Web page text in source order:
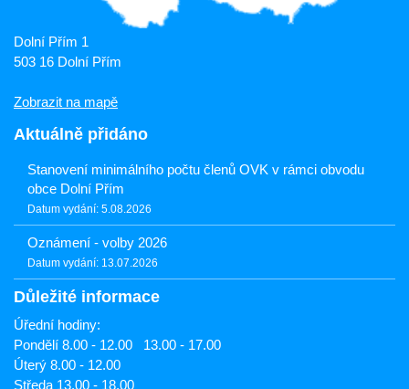
Dolní Přím 1
503 16 Dolní Přím
Zobrazit na mapě
Aktuálně přidáno
Stanovení minimálního počtu členů OVK v rámci obvodu
obce Dolní Přím
Datum vydání: 5.08.2026
Oznámení - volby 2026
Datum vydání: 13.07.2026
Důležité informace
Úřední hodiny:
Pondělí 8.00 - 12.00 13.00 - 17.00
Úterý 8.00 - 12.00
Středa 13.00 - 18.00